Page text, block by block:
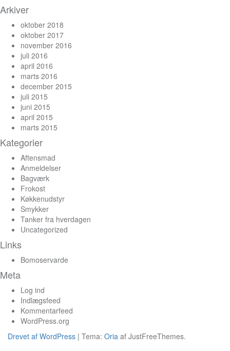
Arkiver
oktober 2018
oktober 2017
november 2016
juli 2016
april 2016
marts 2016
december 2015
juli 2015
juni 2015
april 2015
marts 2015
Kategorier
Aftensmad
Anmeldelser
Bagværk
Frokost
Køkkenudstyr
Smykker
Tanker fra hverdagen
Uncategorized
Links
Bomoservarde
Meta
Log ind
Indlægsfeed
Kommentarfeed
WordPress.org
Drevet af WordPress | Tema: Oria af JustFreeThemes.